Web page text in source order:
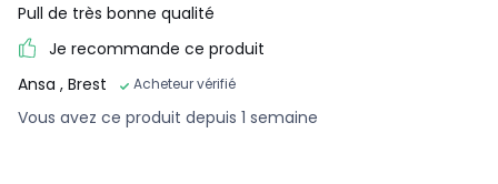
Pull de très bonne qualité
Je recommande ce produit
Ansa , Brest Acheteur vérifié
Vous avez ce produit depuis 1 semaine